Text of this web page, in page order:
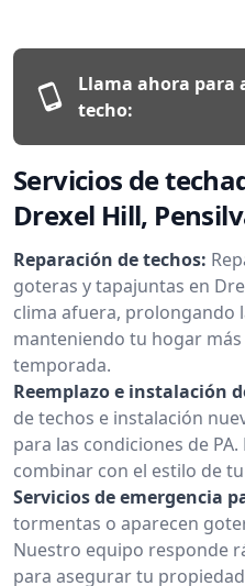
Llama ahora para
techo:
Servicios de
Drexel Hill,
Reparación de techos:
goteras y tapajuntas en
clima afuera, prolongando
manteniendo tu hogar
temporada.
Reemplazo e instalación
de techos e instalación
para las condiciones de
combinar con el estilo de
Servicios de emergencia
tormentas o aparecen
Nuestro equipo responde
para asegurar tu